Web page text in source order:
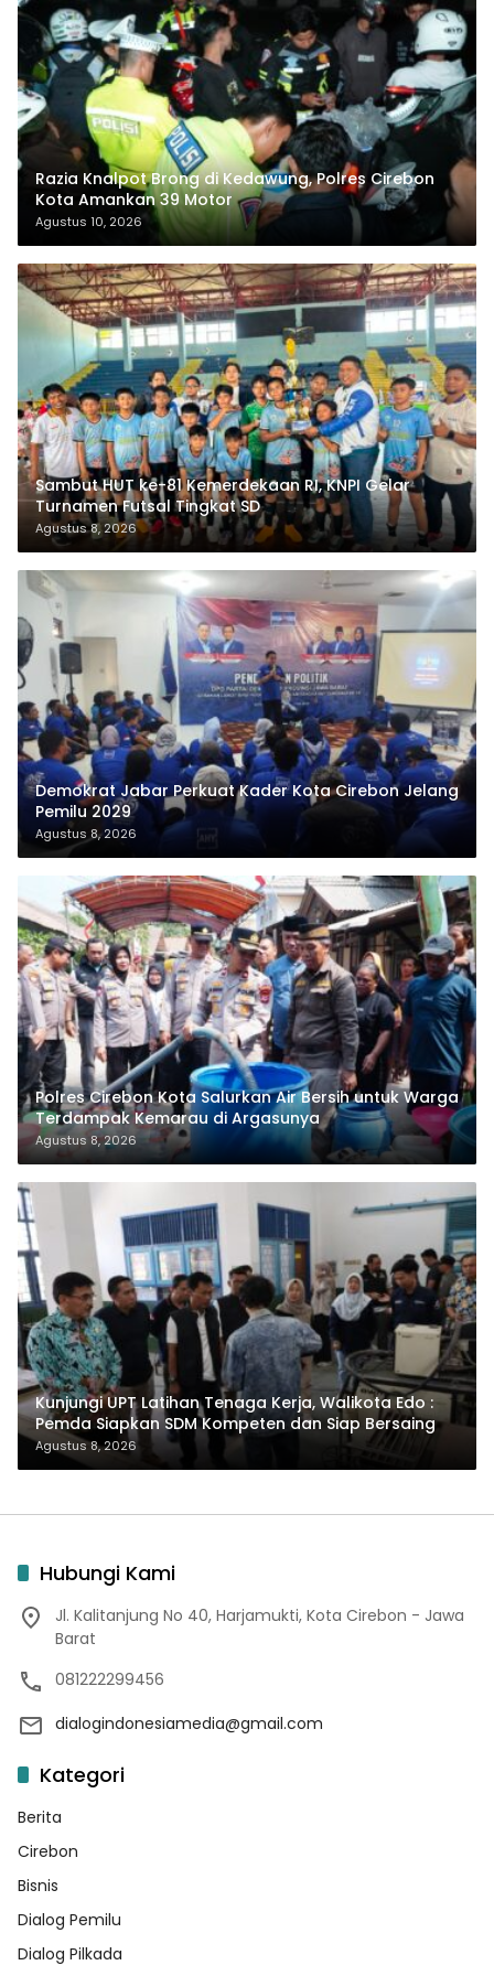
Razia Knalpot Brong di Kedawung, Polres Cirebon
Kota Amankan 39 Motor
Agustus 10, 2026
Sambut HUT ke-81 Kemerdekaan RI, KNPI Gelar
Turnamen Futsal Tingkat SD
Agustus 8, 2026
Demokrat Jabar Perkuat Kader Kota Cirebon Jelang
Pemilu 2029
Agustus 8, 2026
Polres Cirebon Kota Salurkan Air Bersih untuk Warga
Terdampak Kemarau di Argasunya
Agustus 8, 2026
Kunjungi UPT Latihan Tenaga Kerja, Walikota Edo :
Pemda Siapkan SDM Kompeten dan Siap Bersaing
Agustus 8, 2026
Hubungi Kami
Jl. Kalitanjung No 40, Harjamukti, Kota Cirebon - Jawa
Barat
081222299456
dialogindonesiamedia@gmail.com
Kategori
Berita
Cirebon
Bisnis
Dialog Pemilu
Dialog Pilkada